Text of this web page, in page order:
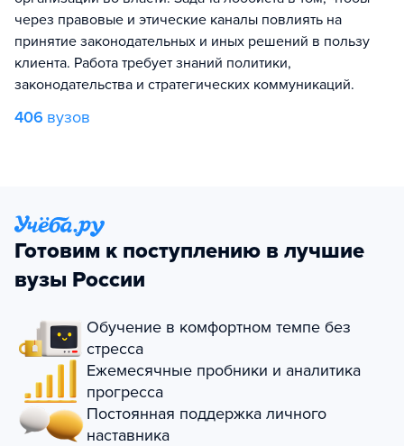
через правовые и этические каналы повлиять на
принятие законодательных и иных решений в пользу
клиента. Работа требует знаний политики,
законодательства и стратегических коммуникаций.
406 вузов
Готовим к поступлению в лучшие
вузы России
Обучение в комфортном темпе без
стресса
Ежемесячные пробники и аналитика
прогресса
Постоянная поддержка личного
наставника